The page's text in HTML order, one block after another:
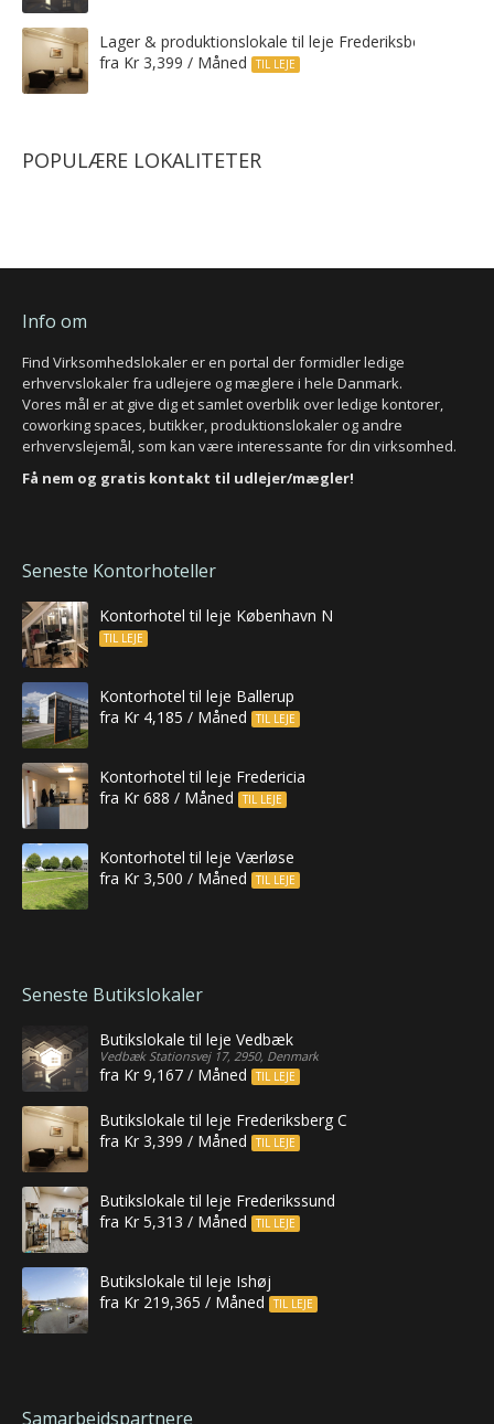
Lager & produktionslokale til leje Frederiksberg C
fra Kr 3,399 / Måned
TIL LEJE
POPULÆRE LOKALITETER
Info om
Find Virksomhedslokaler er en portal der formidler ledige
erhvervslokaler fra udlejere og mæglere i hele Danmark.
Vores mål er at give dig et samlet overblik over ledige kontorer,
coworking spaces, butikker, produktionslokaler og andre
erhvervslejemål, som kan være interessante for din virksomhed.
Få nem og gratis kontakt til udlejer/mægler!
Seneste Kontorhoteller
Kontorhotel til leje København N
TIL LEJE
Kontorhotel til leje Ballerup
fra Kr 4,185 / Måned
TIL LEJE
Kontorhotel til leje Fredericia
fra Kr 688 / Måned
TIL LEJE
Kontorhotel til leje Værløse
fra Kr 3,500 / Måned
TIL LEJE
Seneste Butikslokaler
Butikslokale til leje Vedbæk
Vedbæk Stationsvej 17, 2950, Denmark
fra Kr 9,167 / Måned TIL LEJE
Butikslokale til leje Frederiksberg C
fra Kr 3,399 / Måned
TIL LEJE
Butikslokale til leje Frederikssund
fra Kr 5,313 / Måned
TIL LEJE
Butikslokale til leje Ishøj
fra Kr 219,365 / Måned
TIL LEJE
Samarbejdspartnere